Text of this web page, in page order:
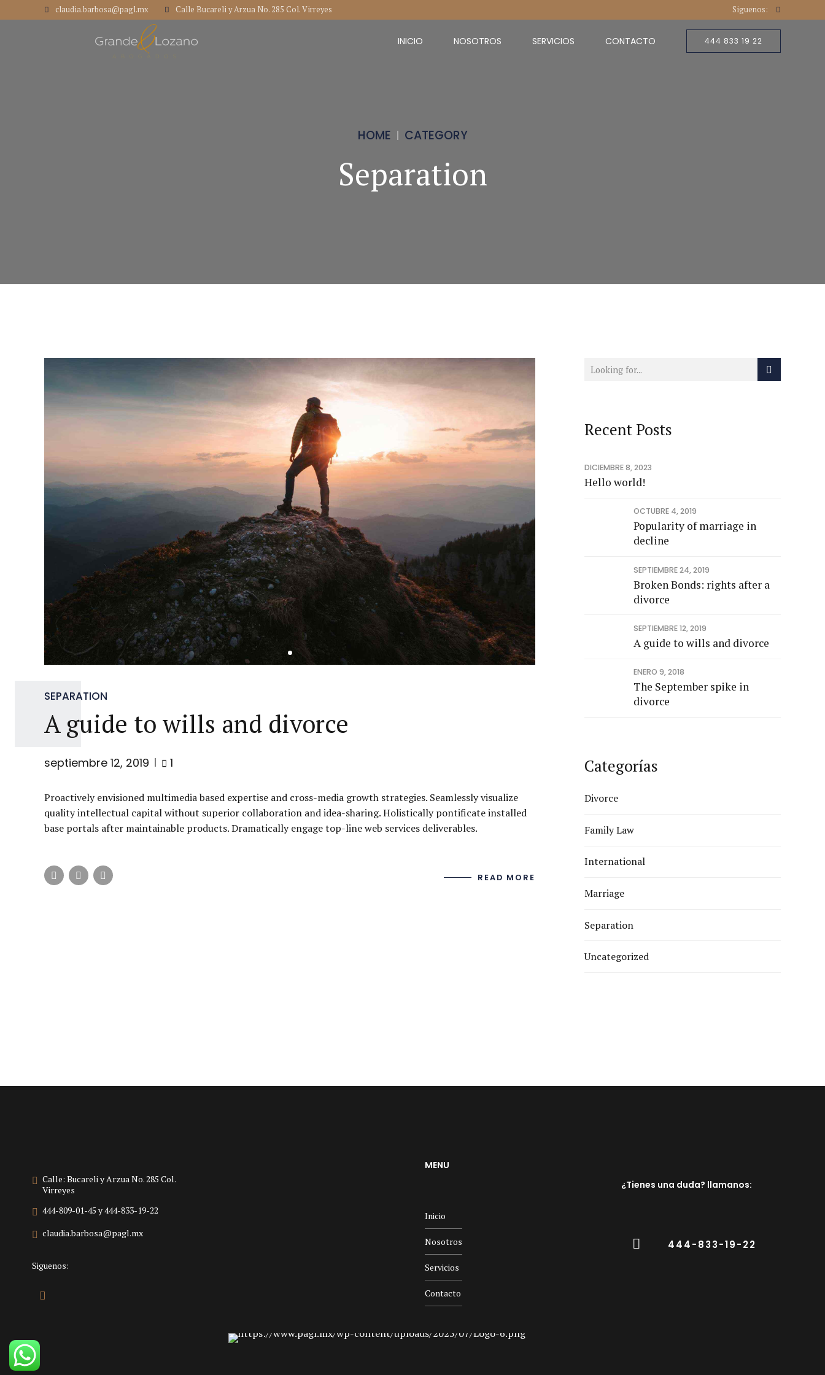
claudia.barbosa@pagl.mx Calle Bucareli y Arzua No. 285 Col. Virreyes Siguenos:
444 833 19 22
INICIO NOSOTROS SERVICIOS CONTACTO
HOME CATEGORY
Separation
SEPARATION
A guide to wills and divorce
septiembre 12, 2019 1
Proactively envisioned multimedia based expertise and cross-media growth strategies. Seamlessly visualize
quality intellectual capital without superior collaboration and idea-sharing. Holistically pontificate installed
base portals after maintainable products. Dramatically engage top-line web services deliverables.
READ MORE
Recent Posts
DICIEMBRE 8, 2023
Hello world!
OCTUBRE 4, 2019
Popularity of marriage in
decline
SEPTIEMBRE 24, 2019
Broken Bonds: rights after a
divorce
SEPTIEMBRE 12, 2019
A guide to wills and divorce
ENERO 9, 2018
The September spike in
divorce
Categorías
Divorce
Family Law
International
Marriage
Separation
Uncategorized
Calle: Bucareli y Arzua No. 285 Col.
Virreyes
444-809-01-45 y 444-833-19-22
claudia.barbosa@pagl.mx
Siguenos:
MENU
Inicio
Nosotros
Servicios
Contacto
¿Tienes una duda? llamanos:
444-833-19-22